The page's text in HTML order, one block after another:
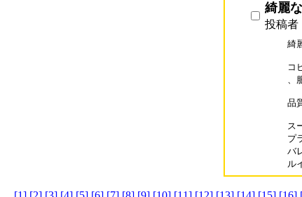
綺麗
投稿者
綺
コ
、
品
ス
プ
バ
ル